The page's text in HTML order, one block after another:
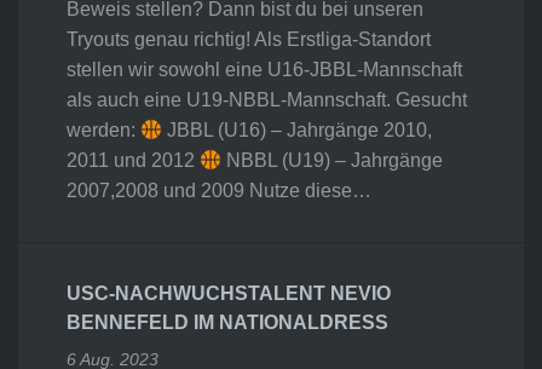
Beweis stellen? Dann bist du bei unseren
Tryouts genau richtig! Als Erstliga-Standort
stellen wir sowohl eine U16-JBBL-Mannschaft
als auch eine U19-NBBL-Mannschaft. Gesucht
werden:
JBBL (U16) – Jahrgänge 2010,
2011 und 2012
NBBL (U19) – Jahrgänge
2007,2008 und 2009 Nutze diese…
USC-NACHWUCHSTALENT NEVIO
BENNEFELD IM NATIONALDRESS
6 Aug. 2023